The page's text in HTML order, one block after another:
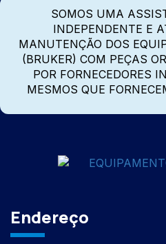
SOMOS UMA
INDEPENDENTE E
MANUTENÇÃO DOS
(BRUKER) COM PEÇAS
POR FORNECEDORES
MESMOS QUE
Endereço